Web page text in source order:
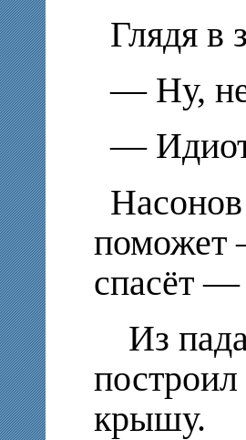
Глядя в
— Ну,
—
поможет
спасёт
Из
крышу.